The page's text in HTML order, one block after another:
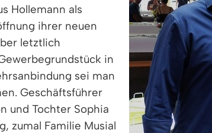
Hollemann als
ihrer neuen
letztlich
in
sei man
Geschäftsführer
und Tochter Sophia
zumal Familie Musial